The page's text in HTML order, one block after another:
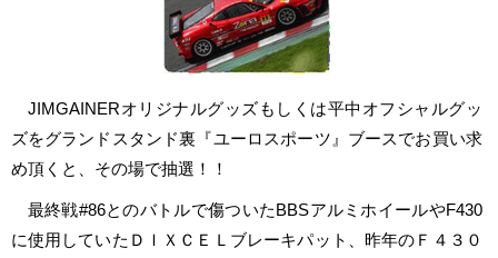
JIMGAINERオリジナルグッズもしくは平中オフシャルグッ
ズをグランドスタンド裏『ユーロスポーツ』ブースでお買い求
め頂くと、その場で抽選！！
最終戦#86とのバトルで傷ついたBBSアルミホイールやF430
に使用していたＤＩＸＣＥＬブレーキパット、昨年のＦ４３０